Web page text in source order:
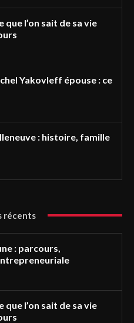
l’on sait de sa vie
Yakovleff épouse : ce
: histoire, famille
récents
: parcours,
l’on sait de sa vie